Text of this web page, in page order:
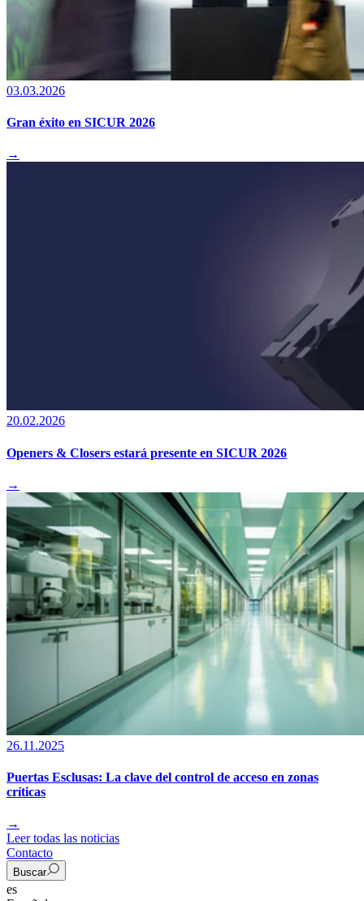
03.03.2026
Gran éxito en SICUR 2026
→
20.02.2026
Openers & Closers estará presente en SICUR 2026
→
26.11.2025
Puertas Esclusas: La clave del control de acceso en zonas
críticas
→
Leer todas las noticias
Contacto
Buscar
es